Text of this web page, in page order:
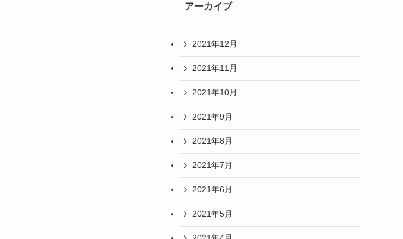
アーカイブ
2021年12月
2021年11月
2021年10月
2021年9月
2021年8月
2021年7月
2021年6月
2021年5月